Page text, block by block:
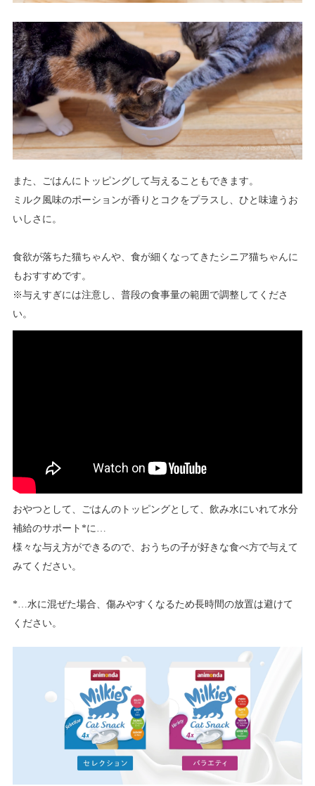
また、ごはんにトッピングして与えることもできます。
ミルク風味のポーションが香りとコクをプラスし、ひと味違うお
いしさに。
食欲が落ちた猫ちゃんや、食が細くなってきたシニア猫ちゃんに
もおすすめです。
※与えすぎには注意し、普段の食事量の範囲で調整してくださ
い。
おやつとして、ごはんのトッピングとして、飲み水にいれて水分
補給のサポート*に…
様々な与え方ができるので、おうちの子が好きな食べ方で与えて
みてください。
*…水に混ぜた場合、傷みやすくなるため長時間の放置は避けて
ください。